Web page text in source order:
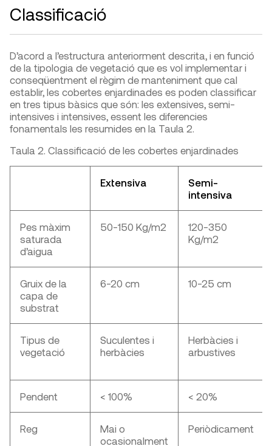
Classificació
D’acord a l’estructura anteriorment descrita, i en funció
de la tipologia de vegetació que es vol implementar i
conseqüentment el règim de manteniment que cal
establir, les cobertes enjardinades es poden classificar
en tres tipus bàsics que són: les extensives, semi-
intensives i intensives, essent les diferencies
fonamentals les resumides en la Taula 2.
Taula 2. Classificació de les cobertes enjardinades
Extensiva
Semi-
intensiva
Pes màxim
saturada
d’aigua
50-150 Kg/m2
120-350
Kg/m2
Gruix de la
capa de
substrat
6-20 cm 10-25 cm
Tipus de
vegetació
Suculentes i
herbàcies
Herbàcies i
arbustives
Pendent < 100% < 20%
Reg
Mai o
ocasionalment
Periòdicament